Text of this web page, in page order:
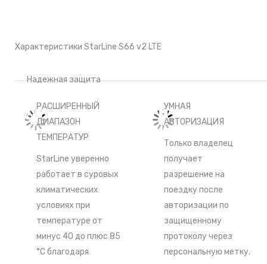
Характеристики StarLine S66 v2 LTE
Надежная защита
РАСШИРЕННЫЙ
ДИАПАЗОН
ТЕМПЕРАТУР
StarLine уверенно
работает в суровых
климатических
условиях при
температуре от
минус 40 до плюс 85
°С благодаря
УМНАЯ
АВТОРИЗАЦИЯ
Только владелец
получает
разрешение на
поездку после
авторизации по
защищенному
протоколу через
персональную метку.